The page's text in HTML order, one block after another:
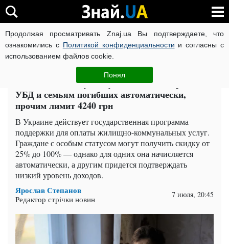
Продолжая просматривать Znaj.ua Вы подтверждаете, что
ознакомились с Политикой конфиденциальности и согласны с
использованием файлов cookie.
Понял
ВОЙНА РОССИИ ПРОТИВ УКРАИНЫ КОРОНАВИРУС В
ЧИТАТИ УКРАЇНСЬКОЮ
Скидки на коммуналку 50–100%: ветеранам,
УБД и семьям погибших автоматически,
прочим лимит 4240 грн
В Украине действует государственная программа
поддержки для оплаты жилищно-коммунальных услуг.
Граждане с особым статусом могут получить скидку от
25% до 100% — однако для одних она начисляется
автоматически, а другим придется подтверждать
низкий уровень доходов.
Ярослав Степанов
Редактор стрічки новин 7 июля, 20:45